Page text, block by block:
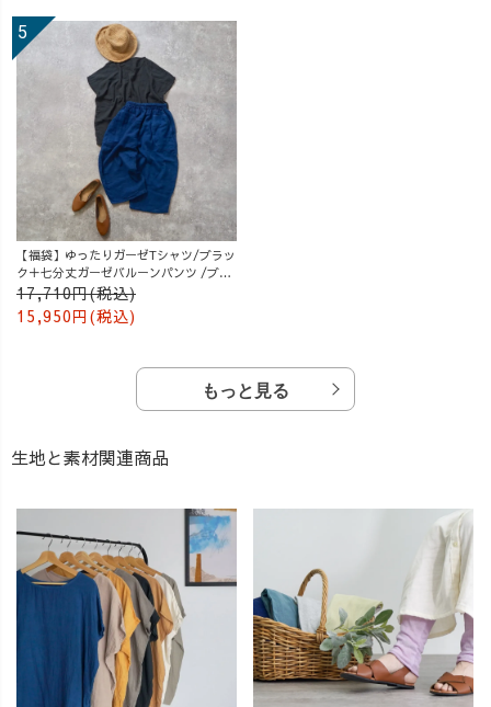
【福袋】ゆったりガーゼTシャツ/ブラッ
ク＋七分丈ガーゼバルーンパンツ /ブル
ー
17,710円(税込)
15,950円(税込)
もっと見る
生地と素材関連商品